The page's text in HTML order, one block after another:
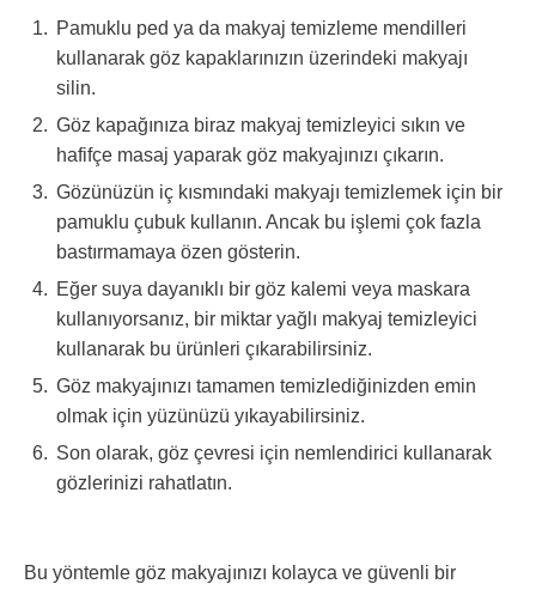
Pamuklu ped ya da makyaj temizleme mendilleri
kullanarak göz kapaklarınızın üzerindeki makyajı
silin.
Göz kapağınıza biraz makyaj temizleyici sıkın ve
hafifçe masaj yaparak göz makyajınızı çıkarın.
Gözünüzün iç kısmındaki makyajı temizlemek için bir
pamuklu çubuk kullanın. Ancak bu işlemi çok fazla
bastırmamaya özen gösterin.
Eğer suya dayanıklı bir göz kalemi veya maskara
kullanıyorsanız, bir miktar yağlı makyaj temizleyici
kullanarak bu ürünleri çıkarabilirsiniz.
Göz makyajınızı tamamen temizlediğinizden emin
olmak için yüzünüzü yıkayabilirsiniz.
Son olarak, göz çevresi için nemlendirici kullanarak
gözlerinizi rahatlatın.
Bu yöntemle göz makyajınızı kolayca ve güvenli bir